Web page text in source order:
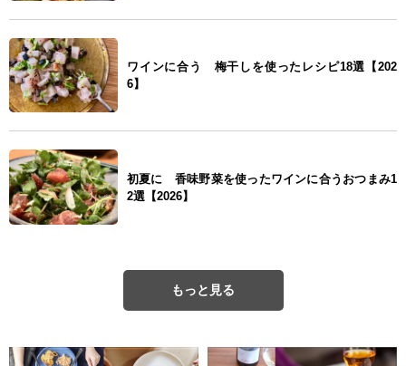
ワインに合う 梅干しを使ったレシピ18選【202
6】
初夏に 香味野菜を使ったワインに合うおつまみ1
2選【2026】
もっと見る